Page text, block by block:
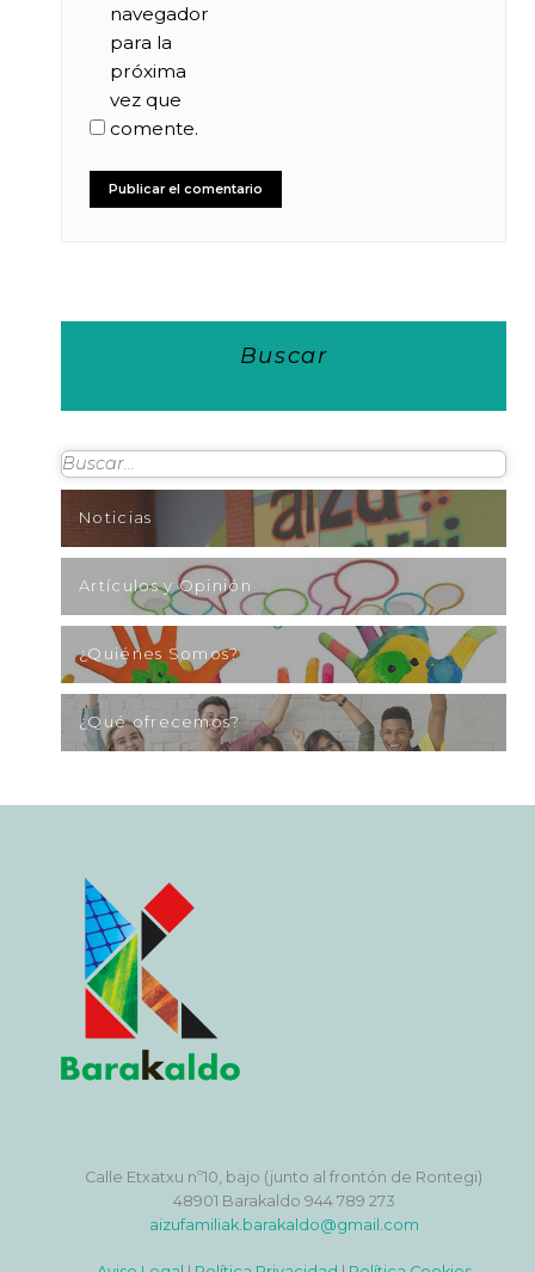
navegador
para la
próxima
vez que
comente.
Buscar
Noticias
Artículos y Opinión
¿Quiénes Somos?
¿Qué ofrecemos?
Calle Etxatxu nº10, bajo (junto al frontón de Rontegi)
48901 Barakaldo 944 789 273
aizufamiliak.barakaldo@gmail.com